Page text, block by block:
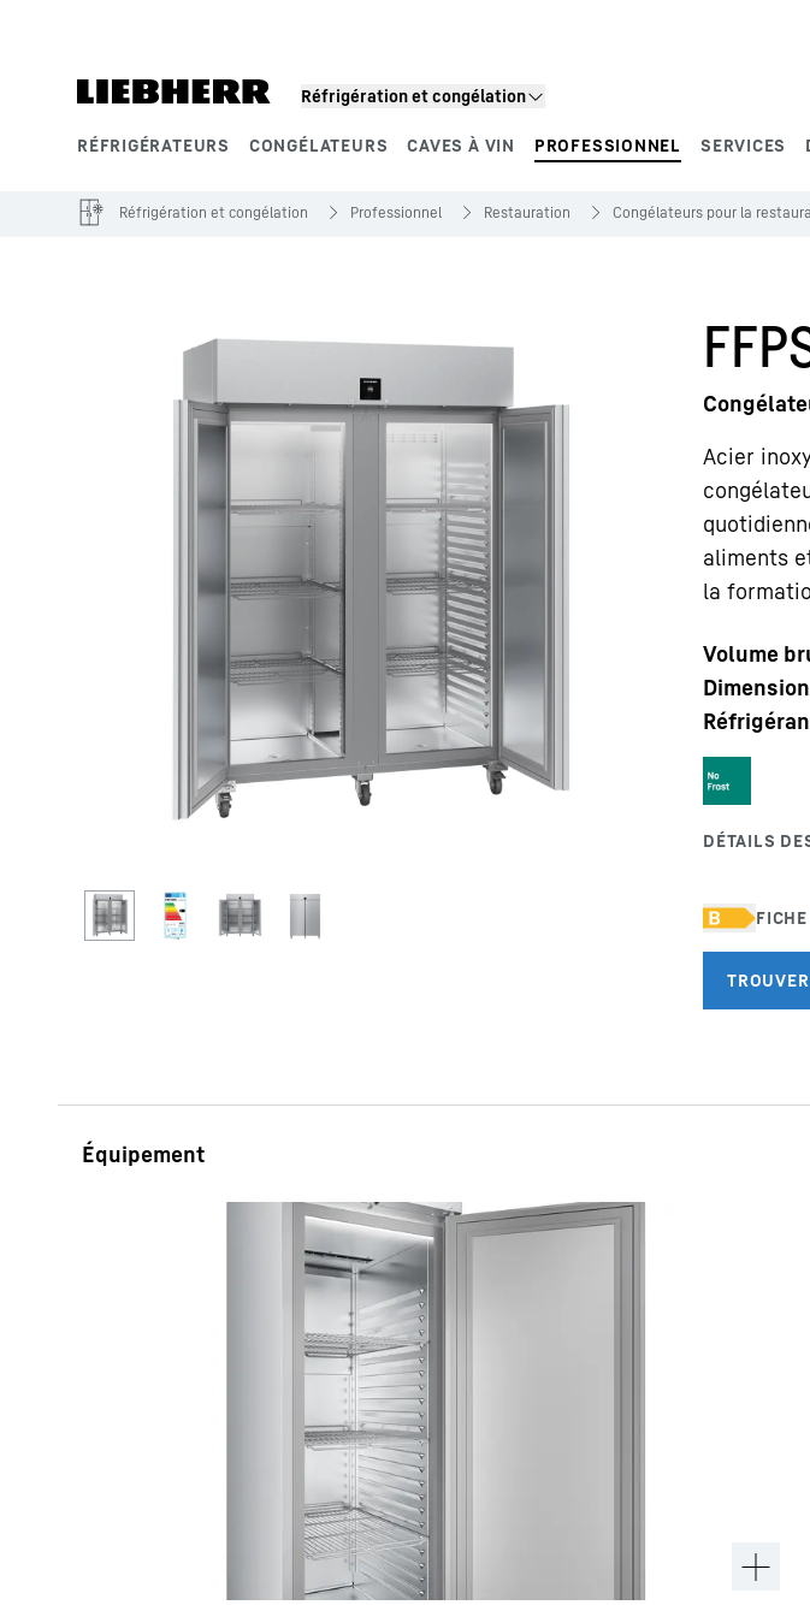
Réfrigération et congélation
RÉFRIGÉRATEURS CONGÉLATEURS CAVES À VIN PROFESSIONNEL SERVICES
En savoir plus sur Liebherr
Réfrigération et congélation Professionnel Restauration Congélateurs pour la
Acier
aliments
la
Volume